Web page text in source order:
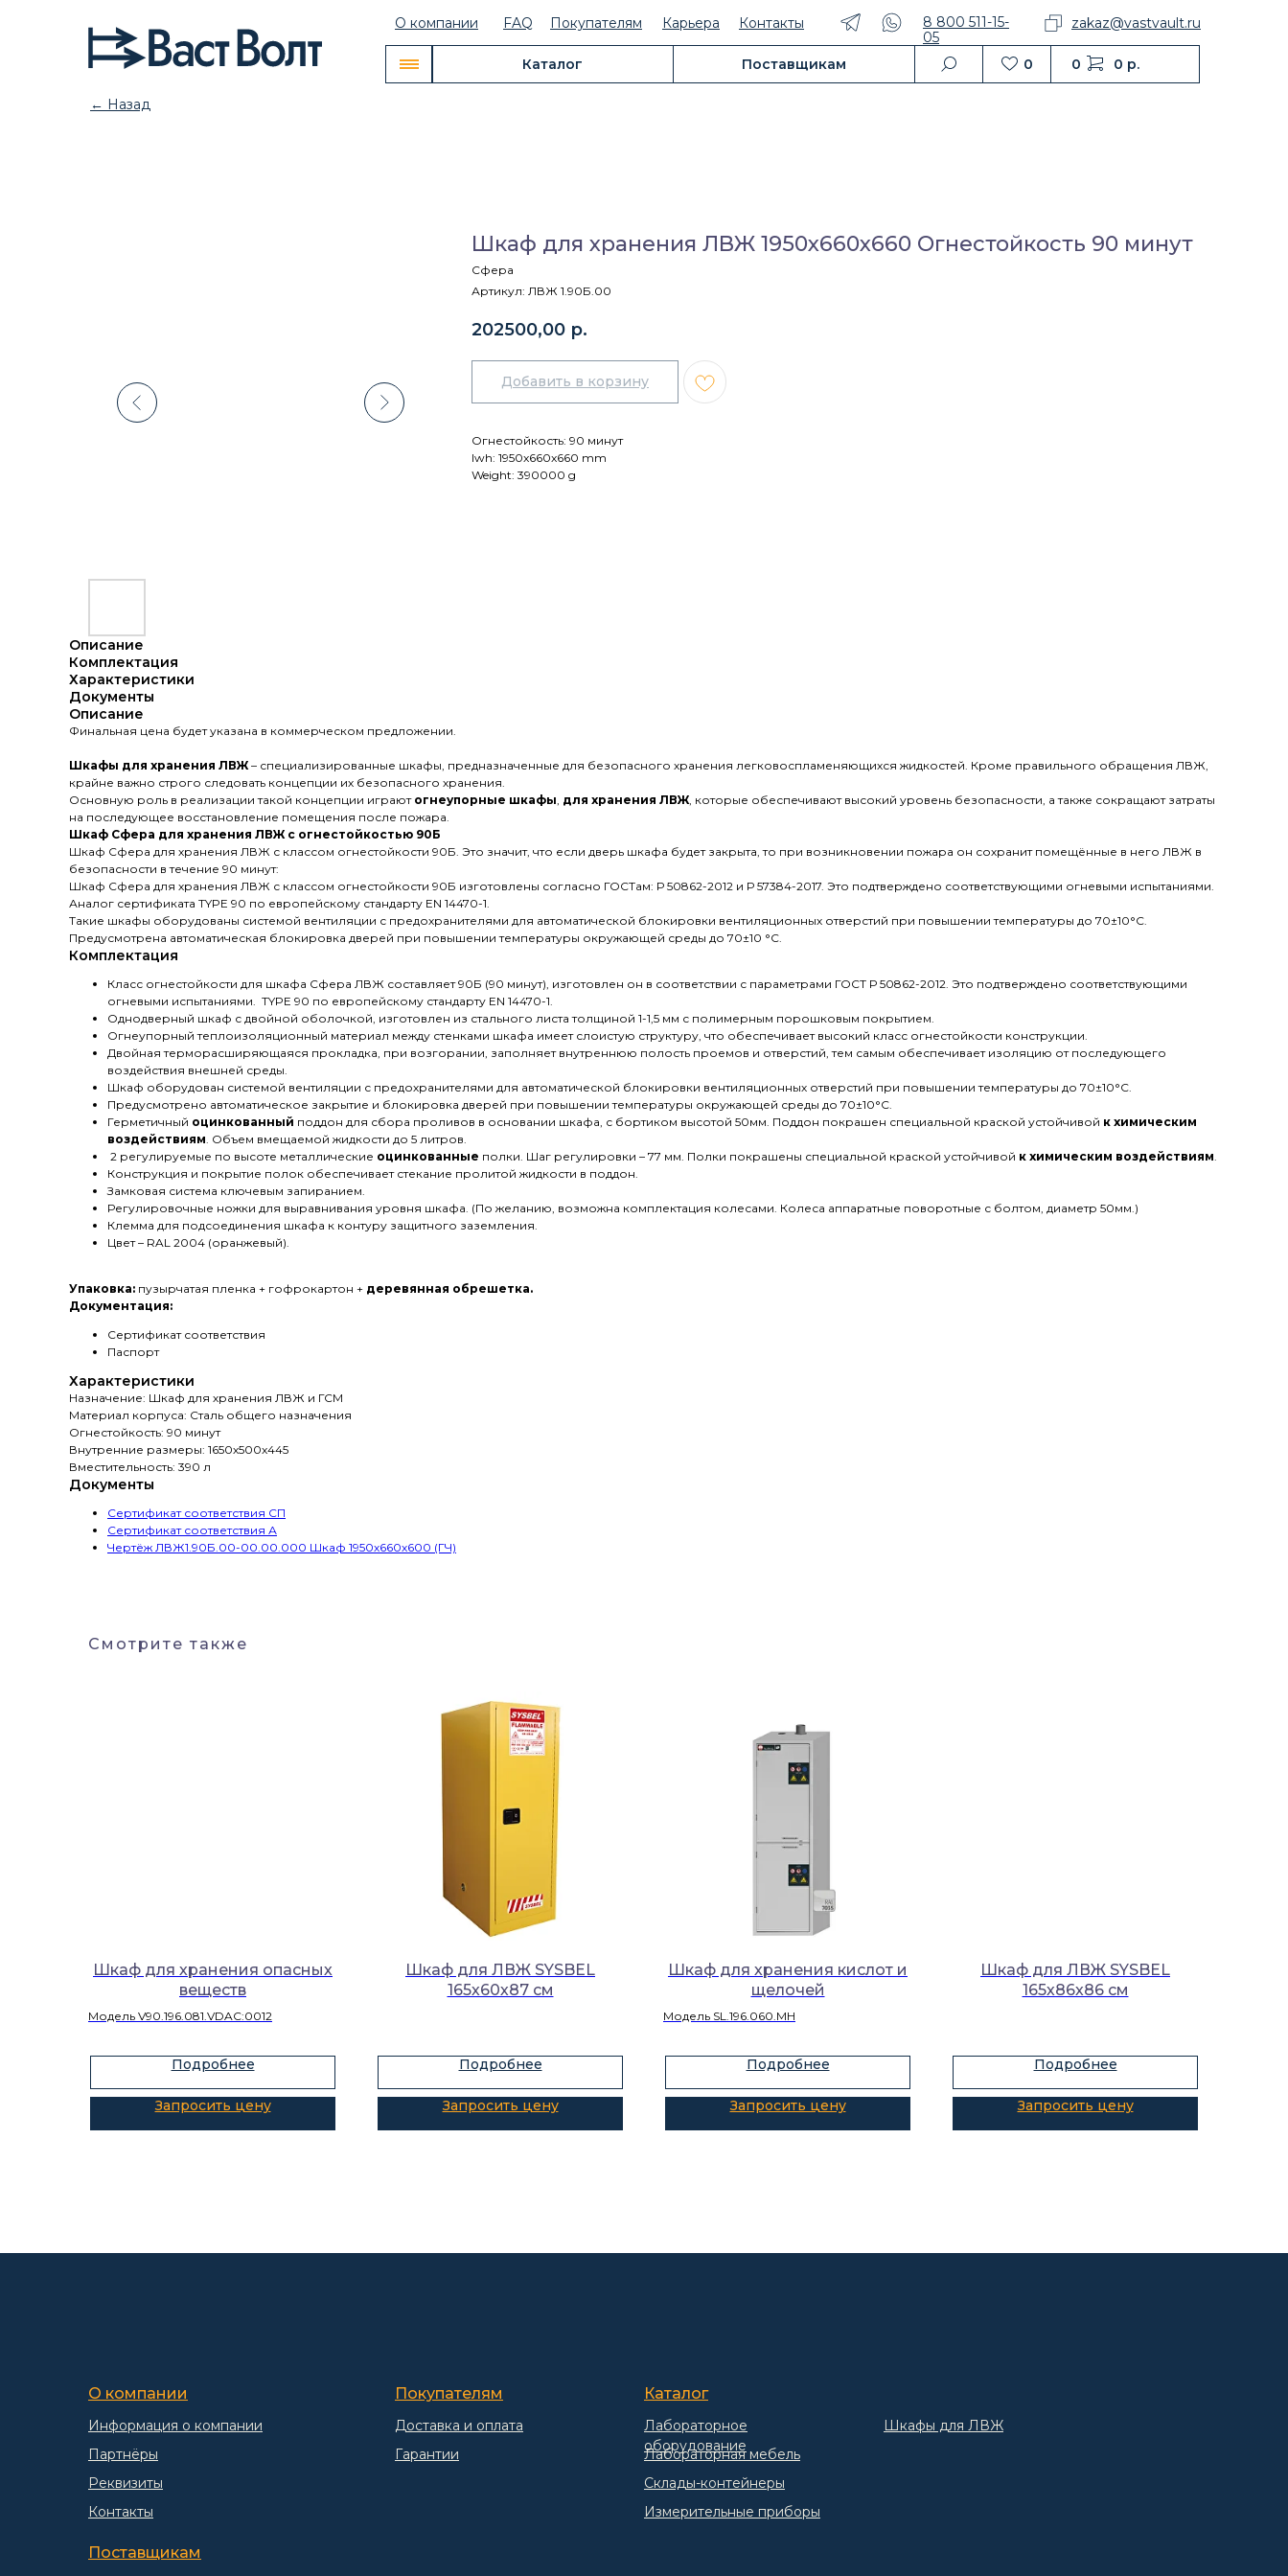
0
О компании Покупателям
FAQ Контакты
8 800 511-15-
05
zakaz@vastvault.ru
0 р.
0
← Назад
Каталог Поставщикам
Карьера
Шкаф для хранения ЛВЖ 1950х660х660 Огнестойкость 90 минут
Сфера
Артикул: ЛВЖ 1.90Б.00
202500,00 р.
Добавить в корзину
Огнестойкость: 90 минут
lwh: 1950x660x660 mm
Weight: 390000 g
Описание
Комплектация
Характеристики
Документы
Описание
Финальная цена будет указана в коммерческом предложении.
Шкафы для хранения ЛВЖ – специализированные шкафы, предназначенные для безопасного хранения легковоспламеняющихся жидкостей. Кроме правильного обращения ЛВЖ,
крайне важно строго следовать концепции их безопасного хранения.
Основную роль в реализации такой концепции играют огнеупорные шкафы, для хранения ЛВЖ, которые обеспечивают высокий уровень безопасности, а также сокращают затраты
на последующее восстановление помещения после пожара.
Шкаф Сфера для хранения ЛВЖ с огнестойкостью 90Б
Шкаф Сфера для хранения ЛВЖ с классом огнестойкости 90Б. Это значит, что если дверь шкафа будет закрыта, то при возникновении пожара он сохранит помещённые в него ЛВЖ в
безопасности в течение 90 минут:
Шкаф Сфера для хранения ЛВЖ с классом огнестойкости 90Б изготовлены согласно ГОСТам: Р 50862-2012 и Р 57384-2017. Это подтверждено соответствующими огневыми испытаниями.
Аналог сертификата TYPE 90 по европейскому стандарту EN 14470-1.
Такие шкафы оборудованы системой вентиляции с предохранителями для автоматической блокировки вентиляционных отверстий при повышении температуры до 70±10°С.
Предусмотрена автоматическая блокировка дверей при повышении температуры окружающей среды до 70±10 °С.
Комплектация
Класс огнестойкости для шкафа Сфера ЛВЖ составляет 90Б (90 минут), изготовлен он в соответствии с параметрами ГОСТ Р 50862-2012. Это подтверждено соответствующими
огневыми испытаниями. TYPE 90 по европейскому стандарту EN 14470-1.
Однодверный шкаф с двойной оболочкой, изготовлен из стального листа толщиной 1-1,5 мм с полимерным порошковым покрытием.
Огнеупорный теплоизоляционный материал между стенками шкафа имеет слоистую структуру, что обеспечивает высокий класс огнестойкости конструкции.
Двойная терморасширяющаяся прокладка, при возгорании, заполняет внутреннюю полость проемов и отверстий, тем самым обеспечивает изоляцию от последующего
воздействия внешней среды.
Шкаф оборудован системой вентиляции с предохранителями для автоматической блокировки вентиляционных отверстий при повышении температуры до 70±10°С.
Предусмотрено автоматическое закрытие и блокировка дверей при повышении температуры окружающей среды до 70±10°С.
Герметичный оцинкованный поддон для сбора проливов в основании шкафа, с бортиком высотой 50мм. Поддон покрашен специальной краской устойчивой к химическим
воздействиям. Объем вмещаемой жидкости до 5 литров.
2 регулируемые по высоте металлические оцинкованные полки. Шаг регулировки – 77 мм. Полки покрашены специальной краской устойчивой к химическим воздействиям.
Конструкция и покрытие полок обеспечивает стекание пролитой жидкости в поддон.
Замковая система ключевым запиранием.
Регулировочные ножки для выравнивания уровня шкафа. (По желанию, возможна комплектация колесами. Колеса аппаратные поворотные с болтом, диаметр 50мм.)
Клемма для подсоединения шкафа к контуру защитного заземления.
Цвет – RAL 2004 (оранжевый).
Упаковка: пузырчатая пленка + гофрокартон + деревянная обрешетка.
Документация:
Сертификат соответствия
Паспорт
Характеристики
Назначение: Шкаф для хранения ЛВЖ и ГСМ
Материал корпуса: Сталь общего назначения
Огнестойкость: 90 минут
Внутренние размеры: 1650х500x445
Вместительность: 390 л
Документы
Сертификат соответствия СП
Сертификат соответствия А
Чертёж ЛВЖ1.90Б.00-00.00.000 Шкаф 1950х660х600 (ГЧ)
Смотрите также
Шкаф для хранения опасных
веществ
Модель V90.196.081.VDAC:0012
Подробнее
Шкаф для ЛВЖ SYSBEL
165х60х87 см
Подробнее
Шкаф для хранения кислот и
щелочей
Модель SL.196.060.MH
Подробнее
Шкаф для ЛВЖ SYSBEL
165х86х86 см
Подробнее
О компании Покупателям Каталог
Партнёры
Доставка и оплата
Гарантии
Лабораторное
оборудование
Склады-контейнеры
Лабораторная мебель
Шкафы для ЛВЖ
Измерительные приборы
Информация о компании
Реквизиты
Контакты
Поставщикам